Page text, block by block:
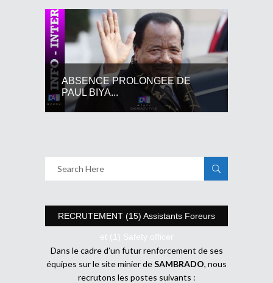
ABSENCE PROLONGEE DE
PAUL BIYA...
RECRUTEMENT (15) Assistants Foreurs
et (1) Safety officer
Dans le cadre d’un futur renforcement de ses
équipes sur le site minier deSAMBRADO, nous
recrutons les postes suivants :